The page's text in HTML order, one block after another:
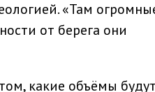
«Там
от берега они
какие объёмы будут